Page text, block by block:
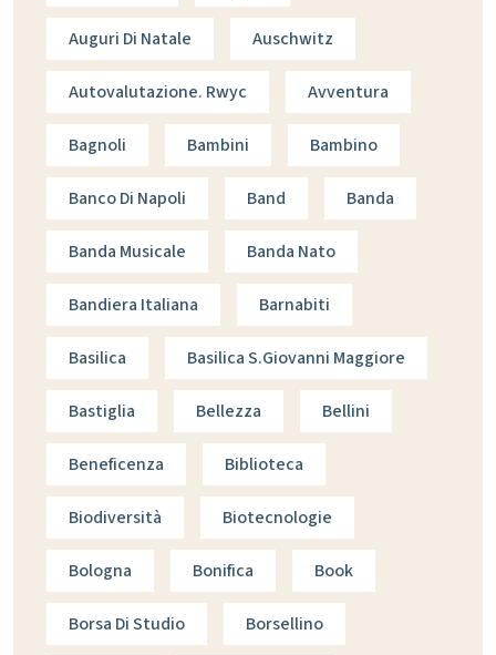
Auguri Di Natale Auschwitz
Autovalutazione. Rwyc Avventura
Bagnoli Bambini Bambino
Banco Di Napoli Band Banda
Banda Musicale Banda Nato
Bandiera Italiana Barnabiti
Basilica Basilica S.giovanni Maggiore
Bastiglia Bellezza Bellini
Beneficenza Biblioteca
Biodiversità Biotecnologie
Bologna Bonifica Book
Borsa Di Studio Borsellino